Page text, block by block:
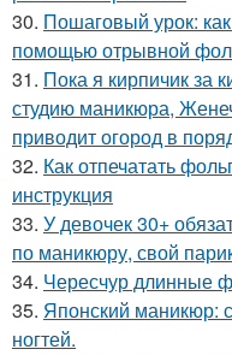
30. Пошаговый урок:
помощью отрывной
31. Пока я кирпичик за
студию маникюра,
приводит огород в
32. Как отпечатать
инструкция
33. У девочек 30+
по маникюру, свой
34. Чересчур длинные
35. Японский маникюр:
ногтей.